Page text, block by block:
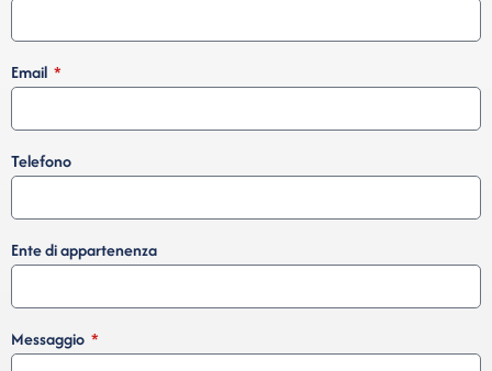
Email
Telefono
Ente di appartenenza
Messaggio